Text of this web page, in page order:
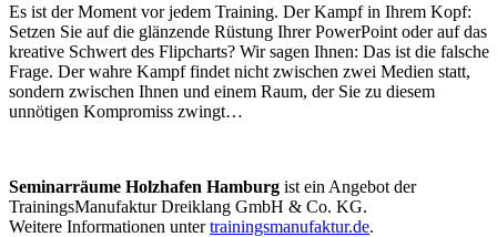
Es ist der Moment vor jedem Training. Der Kampf in Ihrem Kopf:
Setzen Sie auf die glänzende Rüstung Ihrer PowerPoint oder auf das
kreative Schwert des Flipcharts? Wir sagen Ihnen: Das ist die falsche
Frage. Der wahre Kampf findet nicht zwischen zwei Medien statt,
sondern zwischen Ihnen und einem Raum, der Sie zu diesem
unnötigen Kompromiss zwingt…
Seminarräume Holzhafen Hamburg ist ein Angebot der
TrainingsManufaktur Dreiklang GmbH & Co. KG.
Weitere Informationen untertrainingsmanufaktur.de.